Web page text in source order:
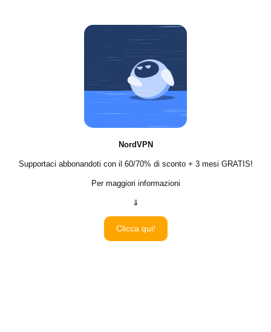
NordVPN
Supportaci abbonandoti con il 60/70% di sconto + 3 mesi GRATIS!
Per maggiori informazioni
⇓
Clicca qui!